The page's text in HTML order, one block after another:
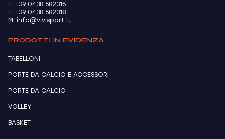
T. +39 0438 582316
T. +39 0438 582318
M. info@vivisport.it
PRODOTTI IN EVIDENZA
TABELLONI
PORTE DA CALCIO E ACCESSORI
PORTE DA CALCIO
VOLLEY
BASKET